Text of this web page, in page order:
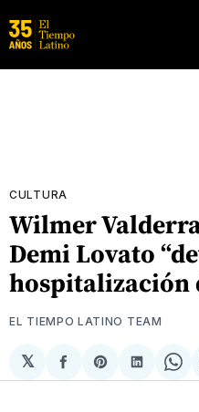
CULTURA
Wilmer
Demi Lovato
hospitalización
EL TIEMPO LATINO TEAM
𝕏
Compartir
en
Share
on
en
on